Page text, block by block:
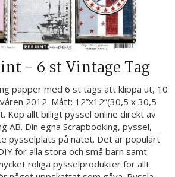
- 6 st Vintage Tag
papper med 6 st tags att klippa ut, 10
2012. Mått: 12”x12”(30,5 x 30,5
Köp allt billigt pyssel online direkt av
AB. Din egna Scrapbooking, pyssel,
pysselplats på nätet. Det är populärt
för alla stora och små barn samt
roliga pysselprodukter för allt